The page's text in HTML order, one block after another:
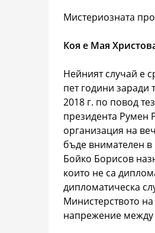
Мистериозната
Коя е Мая
Нейният случай е
пет години заради
2018 г. по повод
президента Румен
организация на
бъде внимателен в
Бойко Борисов
които не са
дипломатическа
Министерството
напрежение между